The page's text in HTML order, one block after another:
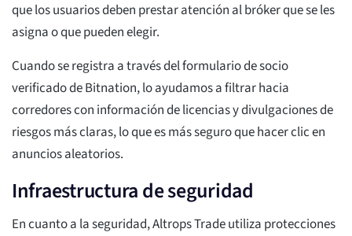
que los usuarios deben prestar atención al bróker que se les
asigna o que pueden elegir.
Cuando se registra a través del formulario de socio
verificado de Bitnation, lo ayudamos a filtrar hacia
corredores con información de licencias y divulgaciones de
riesgos más claras, lo que es más seguro que hacer clic en
anuncios aleatorios.
Infraestructura de seguridad
En cuanto a la seguridad, Altrops Trade utiliza protecciones